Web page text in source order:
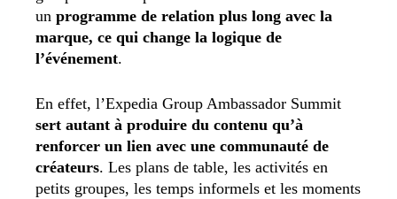
un programme de relation plus long avec la
marque, ce qui change la logique de
l’événement.
En effet, l’Expedia Group Ambassador Summit
sert autant à produire du contenu qu’à
renforcer un lien avec une communauté de
créateurs. Les plans de table, les activités en
petits groupes, les temps informels et les moments